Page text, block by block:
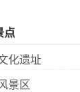
点
化遗址
景区